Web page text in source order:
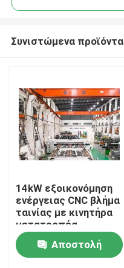
Σπίτι
Συνιστώμενα προϊόντα
14kW εξοικονόμηση
ενέργειας CNC βλήμα
ταινίας με κινητήρα
μετατροπέα
Αποστολή